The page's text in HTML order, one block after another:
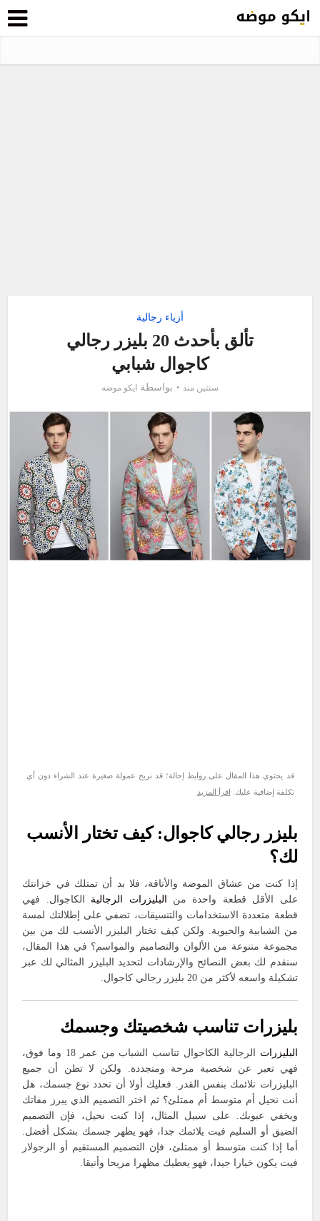
أزياء رجالية
تألق بأحدث 20 بليزر رجالي
كاجوال شبابي
سنتين منذ بواسطة ايكو موضه
قد يحتوي هذا المقال على روابط إحالة؛ قد نربح عمولة صغيرة عند الشراء دون أي
تكلفة إضافية عليك. اقرأ المزيد
بليزر رجالي كاجوال: كيف تختار الأنسب
لك؟
إذا كنت من عشاق الموضة والأناقة، فلا بد أن تمتلك في خزانتك
على الأقل قطعة واحدة من
البليزرات الرجالية الكاجوال. فهي
قطعة متعددة الاستخدامات والتنسيقات، تضفي على إطلالتك لمسة
من الشبابية والحيوية. ولكن كيف تختار البليزر الأنسب لك من بين
مجموعة متنوعة من الألوان والتصاميم والمواسم؟ في هذا المقال،
سنقدم لك بعض النصائح والإرشادات لتحديد البليزر المثالي لك عبر
تشكيلة واسعه لأكثر من 20 بليزر رجالي كاجوال.
بليزرات تناسب شخصيتك وجسمك
البليزرات
الرجالية الكاجوال تناسب الشباب من عمر 18 وما فوق،
فهي تعبر عن شخصية مرحة ومتجددة. ولكن لا تظن أن جميع
البليزرات تلائمك بنفس القدر. فعليك أولا أن تحدد نوع جسمك، هل
أنت نحيل أم متوسط أم ممتلئ؟ ثم اختر التصميم الذي يبرز مفاتك
ويخفي عيوبك. على سبيل المثال، إذا كنت نحيل، فإن التصميم
الضيق أو السليم فيت يلائمك جدا، فهو يظهر جسمك بشكل أفضل.
أما إذا كنت متوسط أو ممتلئ، فإن التصميم المستقيم أو الرجولار
فيت يكون خيارا جيدا، فهو يعطيك مظهرا مريحا وأنيقا.